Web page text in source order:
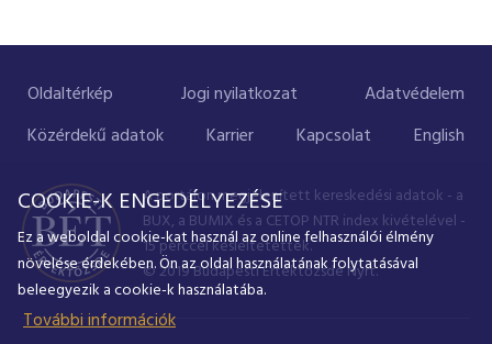
Oldaltérkép Jogi nyilatkozat
Adatvédelem
Közérdekű adatok
Karrier Kapcsolat English
A portálon megjelenített kereskedési adatok - a
BUX, a BUMIX és a CETOP NTR index kivételével -
15 perccel késleltetettek.
© 2019 Budapesti Értéktőzsde Nyrt.
COOKIE-K ENGEDÉLYEZÉSE
Ez a weboldal cookie-kat használ az online felhasználói élmény
növelése érdekében. Ön az oldal használatának folytatásával
beleegyezik a cookie-k használatába.
További információk